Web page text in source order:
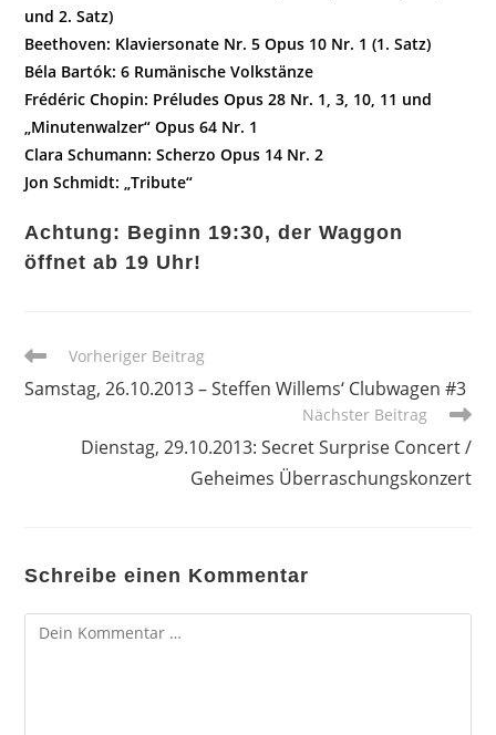
und 2. Satz)
Beethoven: Klaviersonate Nr. 5 Opus 10 Nr. 1 (1. Satz)
Béla Bartók: 6 Rumänische Volkstänze
Frédéric Chopin: Préludes Opus 28 Nr. 1, 3, 10, 11 und
„Minutenwalzer“ Opus 64 Nr. 1
Clara Schumann: Scherzo Opus 14 Nr. 2
Jon Schmidt: „Tribute“
Achtung: Beginn 19:30, der Waggon
öffnet ab 19 Uhr!
Weitere
ansehen
Vorheriger Beitrag
Samstag, 26.10.2013 – Steffen Willems‘ Clubwagen #3
Nächster Beitrag
Dienstag, 29.10.2013: Secret Surprise Concert /
Geheimes Überraschungskonzert
Schreibe einen Kommentar
Kommentar